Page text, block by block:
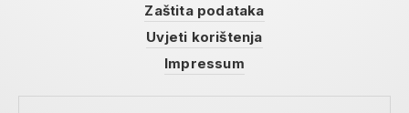
Zaštita podataka
Uvjeti korištenja
Impressum